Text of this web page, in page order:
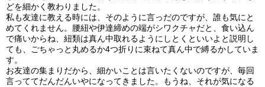
どを細かく教わりました。
私も友達に教える時には、そのように言っだのですが、誰も気にと
めてくれません。腰紐や伊達締めの端がシワクチャだと、食い込ん
で痛いからね、紐類は真ん中取れるようにしとくといいよと説明し
ても、ごちゃっと丸めるか4つ折りに束ねて真ん中で縛るかしていま
す。
お友達の集まりだから、細かいことは言いたくないのですが、毎回
言っててだんだんいやになってきました。もうね、それが気になる